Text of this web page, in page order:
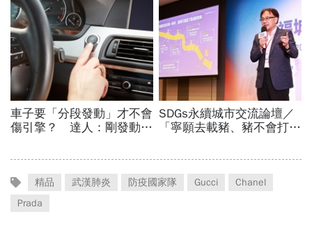
精品 武漢肺炎 防疫國家隊 Gucci
Chanel
Prada